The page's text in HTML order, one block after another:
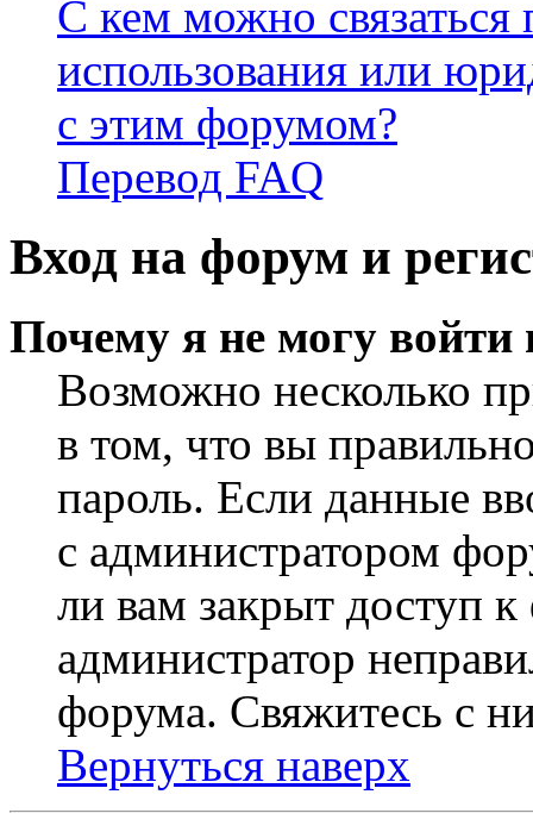
С кем можно связаться
использования или
с этим форумом?
Перевод FAQ
Вход на форум и
Почему я не могу войти
Возможно несколько
в том, что вы
пароль. Если данные
с администратором
ли вам закрыт доступ
администратор
форума. Свяжитесь с
Вернуться наверх